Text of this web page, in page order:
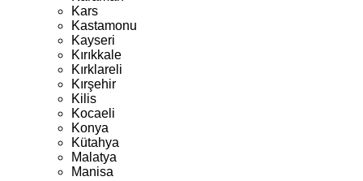
Kars
Kastamonu
Kayseri
Kırıkkale
Kırklareli
Kırşehir
Kilis
Kocaeli
Konya
Kütahya
Malatya
Manisa